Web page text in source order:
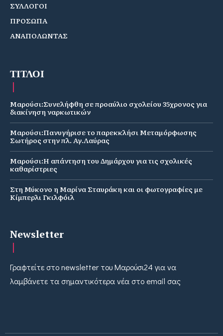
ΣΥΛΛΟΓΟΙ
ΠΡΟΣΩΠΑ
ΑΝΑΠΟΛΩΝΤΑΣ
ΤΙΤΛΟΙ
Μαρούσι:Συνελήφθη σε προαύλιο σχολείου 35χρονος για
διακίνηση ναρκωτικών
Μαρούσι:Πανυγήρισε το παρεκκλήσι Μεταμόρφωσης
Σωτήρος στην πλ. Αγ.Λαύρας
Μαρούσι:Η απάντηση του Δημάρχου για τις σχολικές
καθαρίστριες
Στη Μύκονο η Μαρίνα Σταυράκη και οι φωτογραφίες με
Κίμπερλι Γκιλφόιλ
Newsletter
Γραφτείτε στο newsletter του Μαρούσι24 για να
λαμβάνετε τα σημαντικότερα νέα στο email σας